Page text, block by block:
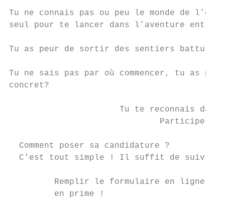
Tu ne connais pas ou peu le monde de
seul pour te lancer dans l’aventure
Tu as peur de sortir des sentiers battus
Tu ne sais pas par où commencer, tu as
concret?
Tu te reconnais dans
Participe au
  Comment poser sa candidature ?
C'est tout simple ! Il suffit de suivre
Remplir le formulaire en ligne
         en prime !